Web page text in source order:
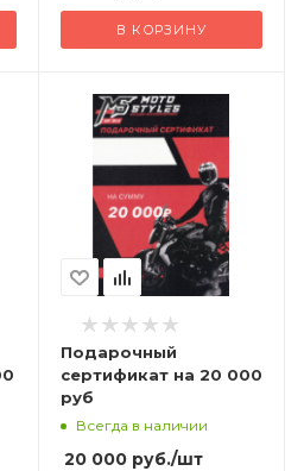
В КОРЗИНУ
Подарочный
сертификат на 20 000
руб
Всегда в наличии
20 000руб./шт